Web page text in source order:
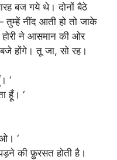
बज गये थे। दोनों बैठे
नींद आती हो तो जाके
होरी ने आसमान की ओर
होंगे। तू जा, सो रह।
‘
हूँ। ‘
‘
की फ़ुरसत होती है।